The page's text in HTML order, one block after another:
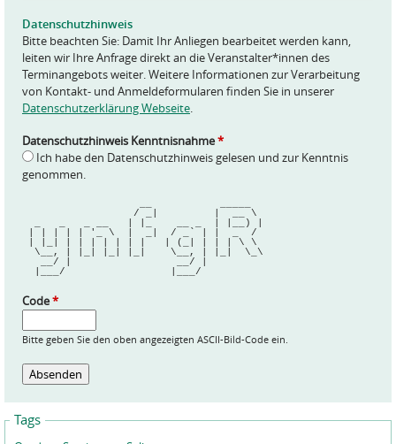
*
Datenschutzhinweis
Bitte beachten Sie: Damit Ihr Anliegen bearbeitet werden kann,
leiten wir Ihre Anfrage direkt an die Veranstalter*innen des
Terminangebots weiter. Weitere Informationen zur Verarbeitung
von Kontakt- und Anmeldeformularen finden Sie in unserer
Datenschutzerklärung Webseite
Datenschutzhinweis Kenntnisnahme*
Ich habe den Datenschutzhinweis gelesen und zur Kenntnis
genommen.
                  / _|         |  __ \
  _   _   _ __   | |_    __ _  | |__) |
| | | | | '_ \  |  _|  / _` | |  _  /
| |_| | | | | | | |   | (_| | | | \ \
  \__, | |_| |_| |_|    \__, | |_|  \_\
   __/ |                 __/ |
  |___/                 |___/
Code*
Bitte geben Sie den oben angezeigten ASCII-Bild-Code ein.
Tags